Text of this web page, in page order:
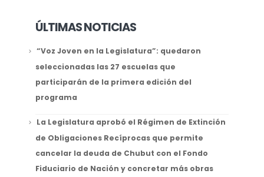
ÚLTIMAS NOTICIAS
“Voz Joven en la Legislatura”: quedaron
seleccionadas las 27 escuelas que
participarán de la primera edición del
programa
La Legislatura aprobó el Régimen de Extinción
de Obligaciones Recíprocas que permite
cancelar la deuda de Chubut con el Fondo
Fiduciario de Nación y concretar más obras